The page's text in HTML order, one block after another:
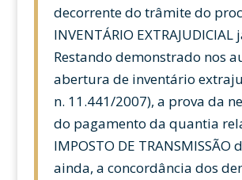
decorrente do trâmite do
INVENTÁRIO
Restando demonstrado nos
abertura de inventário
n. 11.441/2007), a prova da
do pagamento da quantia
IMPOSTO DE TRANSMISSÃO
ainda, a concordância dos